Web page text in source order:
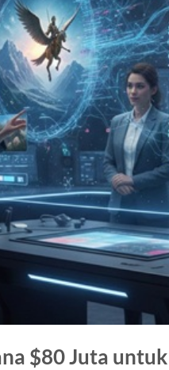
$80 Juta